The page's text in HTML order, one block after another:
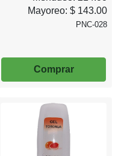
Mayoreo: $ 143.00
PNC-028
Comprar